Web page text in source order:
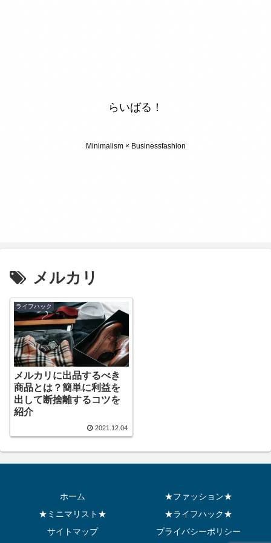
らいばる！
Minimalism × Businessfashion
メルカリ
ライフハック
メルカリに出品するべき
商品とは？簡単に利益を
出して断捨離するコツを
紹介
2021.12.04
ホーム
★ファッション★
★ミニマリスト★
★ライフハック★
サイトマップ
プライバシーポリシー